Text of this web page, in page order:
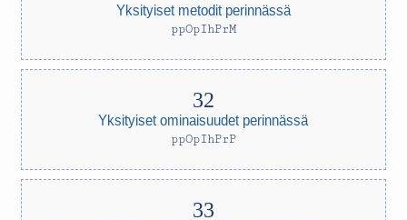
Yksityiset metodit perinnässä
ppOpIhPrM
Yksityiset ominaisuudet perinnässä
ppOpIhPrP